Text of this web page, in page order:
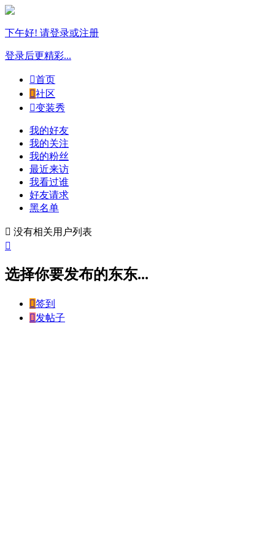
下午好! 请登录或注册
登录后更精彩...
首页
社区
变装秀
我的好友
我的关注
我的粉丝
最近来访
我看过谁
好友请求
黑名单
 没有相关用户列表

选择你要发布的东东...
签到
发帖子